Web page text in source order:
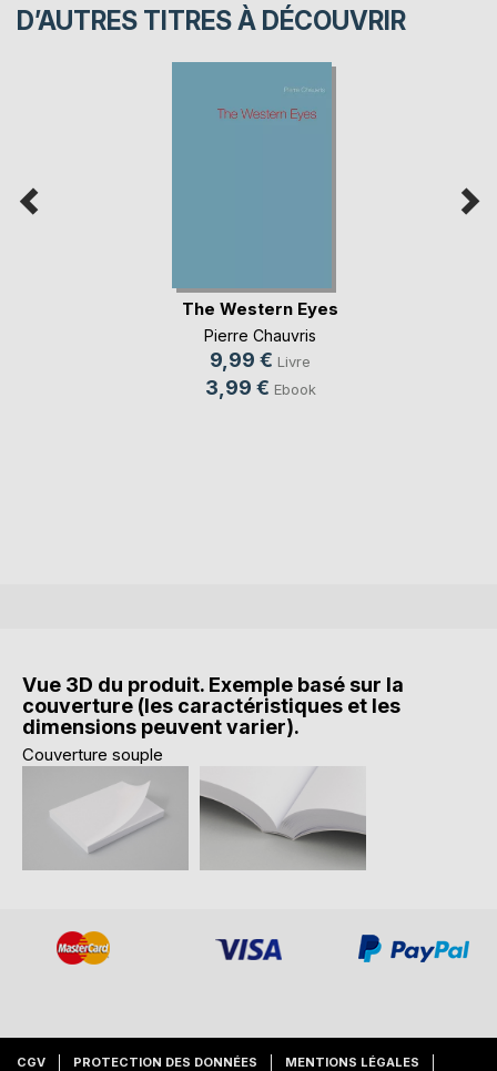
D’AUTRES TITRES À DÉCOUVRIR
The Western Eyes
Pierre Chauvris
9,99 € Livre
3,99 € Ebook
Vue 3D du produit. Exemple basé sur la
couverture (les caractéristiques et les
dimensions peuvent varier).
Couverture souple
CGV PROTECTION DES DONNÉES MENTIONS LÉGALES